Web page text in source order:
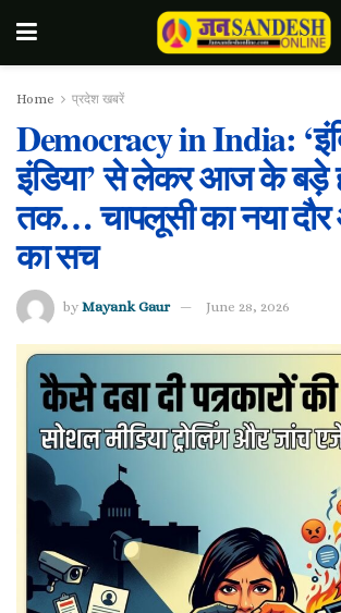
Home प्रदेश खबरें
Democracy in India:
इंडिया’ से लेकर आज के बड़े
तक… चापलूसी का नया दौर
का सच
by Mayank Gaur June 28, 2026